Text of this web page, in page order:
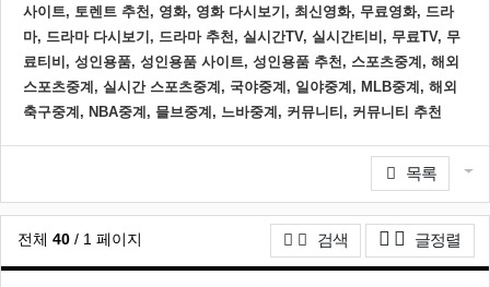
사이트, 토렌트 추천, 영화, 영화 다시보기, 최신영화, 무료영화, 드라
마, 드라마 다시보기, 드라마 추천, 실시간TV, 실시간티비, 무료TV, 무
료티비, 성인용품, 성인용품 사이트, 성인용품 추천, 스포츠중계, 해외
스포츠중계, 실시간 스포츠중계, 국야중계, 일야중계, MLB중계, 해외
축구중계, NBA중계, 믈브중계, 느바중계, 커뮤니티, 커뮤니티 추천
목록 게
전체 40 / 1 페이지 검색 글정렬